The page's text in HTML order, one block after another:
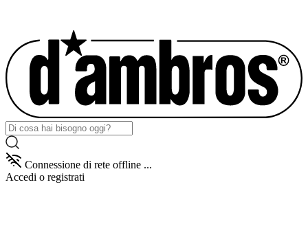
Connessione di rete offline ...
Accedi o registrati